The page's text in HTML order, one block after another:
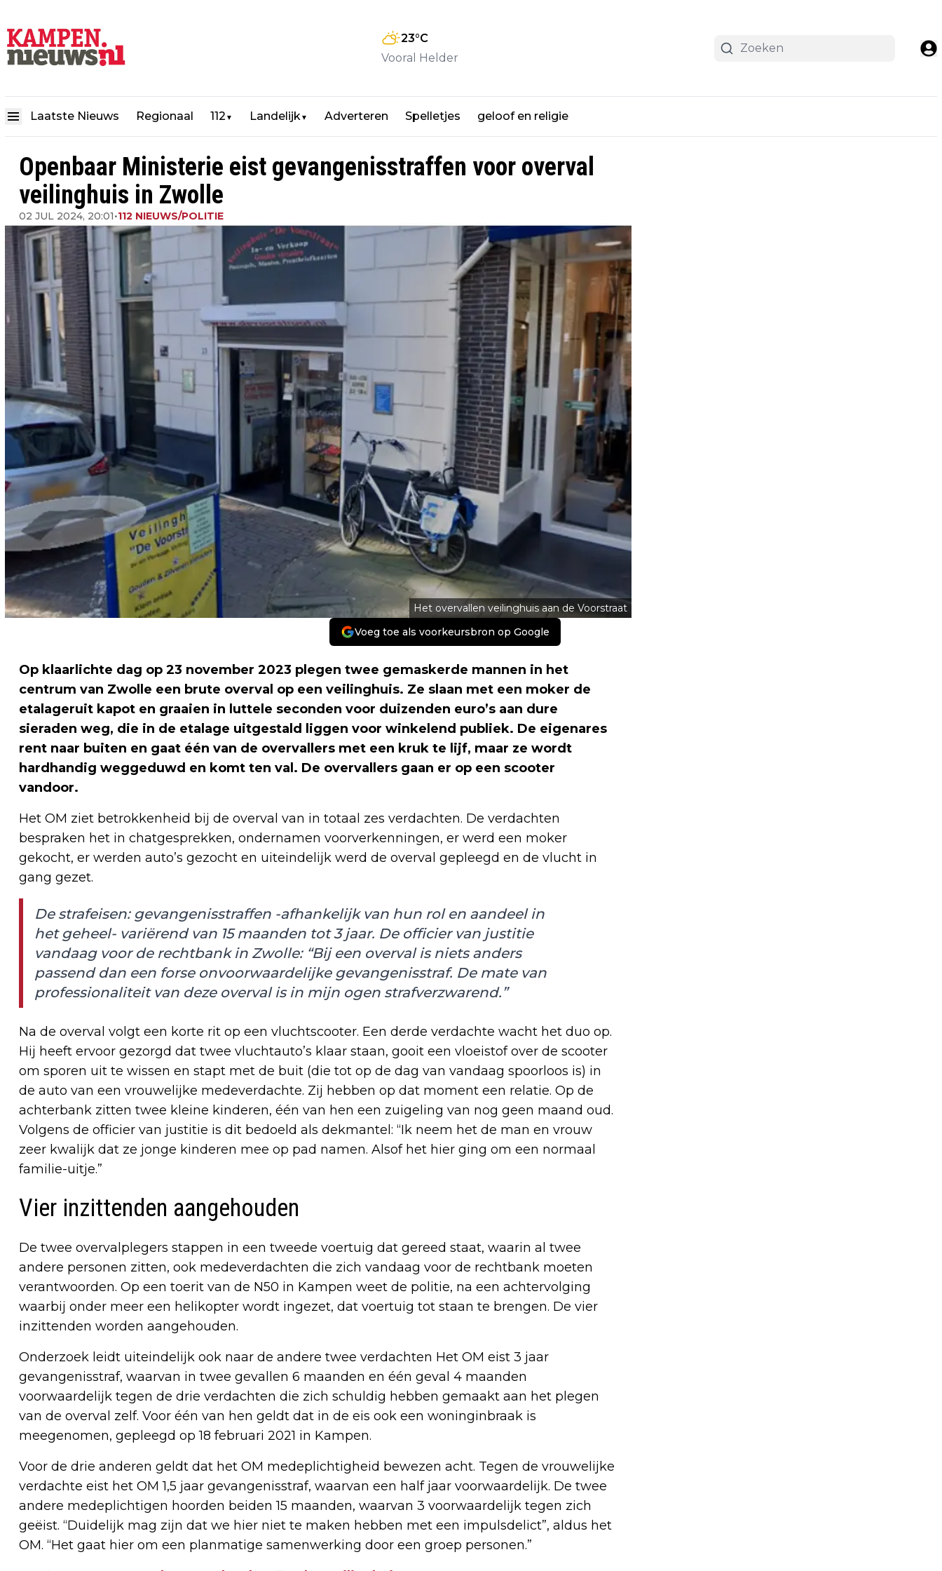
23°C
Vooral Helder
Laatste Nieuws Regionaal 112 ▼ Landelijk▼ Adverteren Spelletjes geloof en religie
Openbaar Ministerie eist gevangenisstraffen voor overval
veilinghuis in Zwolle
02 JUL 2024, 20:01•112 NIEUWS/POLITIE
Het overvallen veilinghuis aan de Voorstraat
Voeg toe als voorkeursbron op Google
Op klaarlichte dag op 23 november 2023 plegen twee gemaskerde mannen in het
centrum van Zwolle een brute overval op een veilinghuis. Ze slaan met een moker de
etalageruit kapot en graaien in luttele seconden voor duizenden euro’s aan dure
sieraden weg, die in de etalage uitgestald liggen voor winkelend publiek. De eigenares
rent naar buiten en gaat één van de overvallers met een kruk te lijf, maar ze wordt
hardhandig weggeduwd en komt ten val. De overvallers gaan er op een scooter
vandoor.
Het OM ziet betrokkenheid bij de overval van in totaal zes verdachten. De verdachten
bespraken het in chatgesprekken, ondernamen voorverkenningen, er werd een moker
gekocht, er werden auto’s gezocht en uiteindelijk werd de overval gepleegd en de vlucht in
gang gezet.
De strafeisen: gevangenisstraffen -afhankelijk van hun rol en aandeel in
het geheel- variërend van 15 maanden tot 3 jaar. De officier van justitie
vandaag voor de rechtbank in Zwolle: “Bij een overval is niets anders
passend dan een forse onvoorwaardelijke gevangenisstraf. De mate van
professionaliteit van deze overval is in mijn ogen strafverzwarend.”
Na de overval volgt een korte rit op een vluchtscooter. Een derde verdachte wacht het duo op.
Hij heeft ervoor gezorgd dat twee vluchtauto’s klaar staan, gooit een vloeistof over de scooter
om sporen uit te wissen en stapt met de buit (die tot op de dag van vandaag spoorloos is) in
de auto van een vrouwelijke medeverdachte. Zij hebben op dat moment een relatie. Op de
achterbank zitten twee kleine kinderen, één van hen een zuigeling van nog geen maand oud.
Volgens de officier van justitie is dit bedoeld als dekmantel: “Ik neem het de man en vrouw
zeer kwalijk dat ze jonge kinderen mee op pad namen. Alsof het hier ging om een normaal
familie-uitje.”
Vier inzittenden aangehouden
De twee overvalplegers stappen in een tweede voertuig dat gereed staat, waarin al twee
andere personen zitten, ook medeverdachten die zich vandaag voor de rechtbank moeten
verantwoorden. Op een toerit van de N50 in Kampen weet de politie, na een achtervolging
waarbij onder meer een helikopter wordt ingezet, dat voertuig tot staan te brengen. De vier
inzittenden worden aangehouden.
Onderzoek leidt uiteindelijk ook naar de andere twee verdachten Het OM eist 3 jaar
gevangenisstraf, waarvan in twee gevallen 6 maanden en één geval 4 maanden
voorwaardelijk tegen de drie verdachten die zich schuldig hebben gemaakt aan het plegen
van de overval zelf. Voor één van hen geldt dat in de eis ook een woninginbraak is
meegenomen, gepleegd op 18 februari 2021 in Kampen.
Voor de drie anderen geldt dat het OM medeplichtigheid bewezen acht. Tegen de vrouwelijke
verdachte eist het OM 1,5 jaar gevangenisstraf, waarvan een half jaar voorwaardelijk. De twee
andere medeplichtigen hoorden beiden 15 maanden, waarvan 3 voorwaardelijk tegen zich
geëist. “Duidelijk mag zijn dat we hier niet te maken hebben met een impulsdelict”, aldus het
OM. “Het gaat hier om een planmatige samenwerking door een groep personen.”